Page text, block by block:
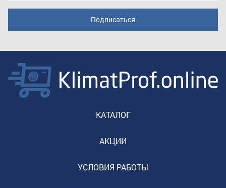
КАТАЛОГ
АКЦИИ
УСЛОВИЯ РАБОТЫ